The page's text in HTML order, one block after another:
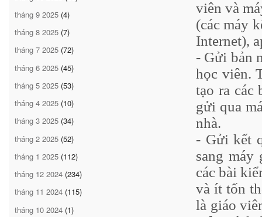
tháng 9 2025 (4)
tháng 8 2025 (7)
tháng 7 2025 (72)
tháng 6 2025 (45)
tháng 5 2025 (53)
tháng 4 2025 (10)
tháng 3 2025 (34)
tháng 2 2025 (52)
tháng 1 2025 (112)
tháng 12 2024 (234)
tháng 11 2024 (115)
tháng 10 2024 (1)
viên và
(các máy
Internet),
- Gửi bản
học viên.
tạo ra các
gửi qua
nhà.
- Gửi kết
sang
các bài
và ít tốn
là giáo